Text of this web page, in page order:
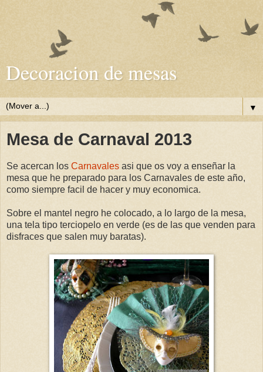
Decoracion de mesas
▼
Mesa de Carnaval 2013
Se acercan los Carnavales asi que os voy a enseñar la
mesa que he preparado para los Carnavales de este año,
como siempre facil de hacer y muy economica.
Sobre el mantel negro he colocado, a lo largo de la mesa,
una tela tipo terciopelo en verde (es de las que venden para
disfraces que salen muy baratas).